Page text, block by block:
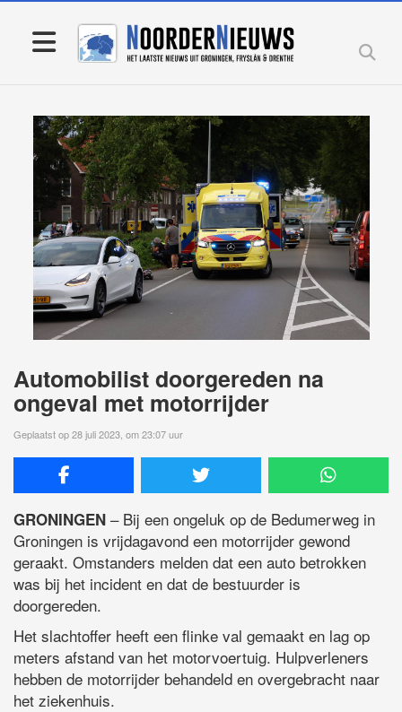
Automobilist doorgereden na
ongeval met motorrijder
Geplaatst op 28 juli 2023, om 23:07 uur
GRONINGEN – Bij een ongeluk op de Bedumerweg in
Groningen is vrijdagavond een motorrijder gewond
geraakt. Omstanders melden dat een auto betrokken
was bij het incident en dat de bestuurder is
doorgereden.
Het slachtoffer heeft een flinke val gemaakt en lag op
meters afstand van het motorvoertuig. Hulpverleners
hebben de motorrijder behandeld en overgebracht naar
het ziekenhuis.